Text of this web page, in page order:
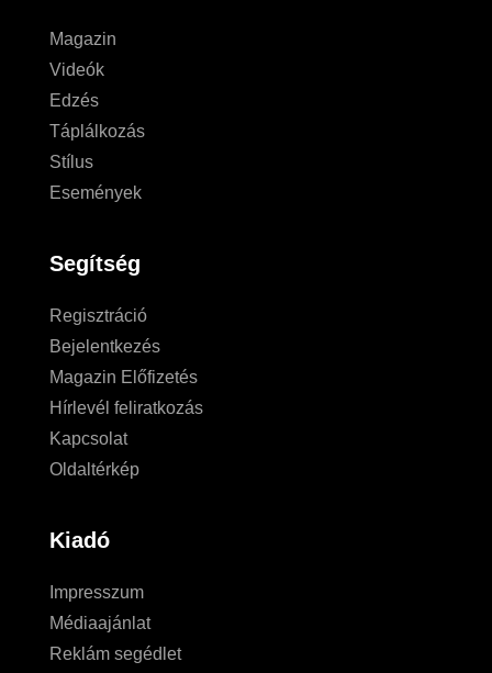
Magazin
Videók
Edzés
Táplálkozás
Stílus
Események
Segítség
Regisztráció
Bejelentkezés
Magazin Előfizetés
Hírlevél feliratkozás
Kapcsolat
Oldaltérkép
Kiadó
Impresszum
Médiaajánlat
Reklám segédlet